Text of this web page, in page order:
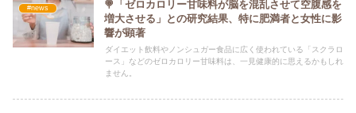
#news
🍭「ゼロカロリー甘味料が脳を混乱させて空腹感を
増大させる」との研究結果、特に肥満者と女性に影
響が顕著
ダイエット飲料やノンシュガー食品に広く使われている「スクラロ
ース」などのゼロカロリー甘味料は、一見健康的に思えるかもしれ
ません。